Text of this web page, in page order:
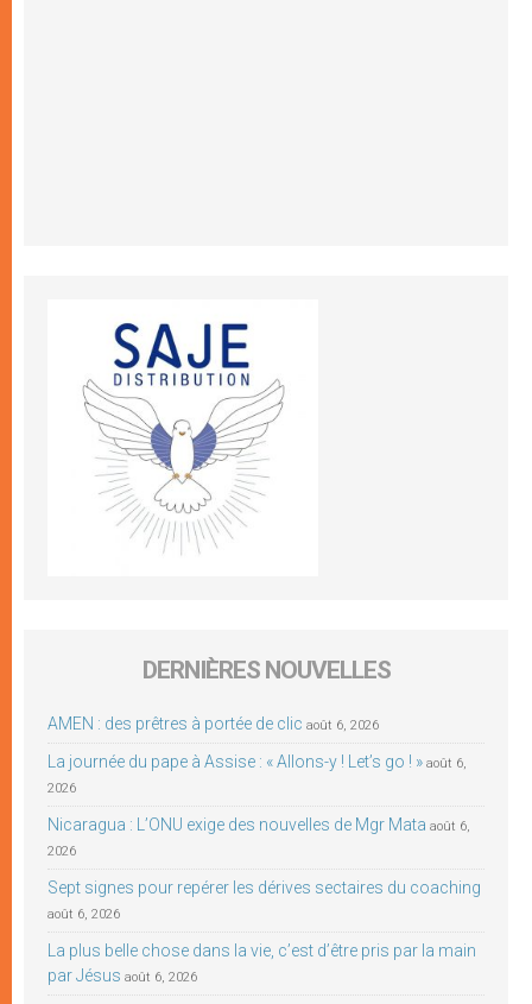
DERNIÈRES NOUVELLES
AMEN : des prêtres à portée de clic août 6, 2026
La journée du pape à Assise : « Allons-y ! Let’s go ! » août 6,
2026
Nicaragua : L’ONU exige des nouvelles de Mgr Mata août 6,
2026
Sept signes pour repérer les dérives sectaires du coaching
août 6, 2026
La plus belle chose dans la vie, c’est d’être pris par la main
par Jésus août 6, 2026